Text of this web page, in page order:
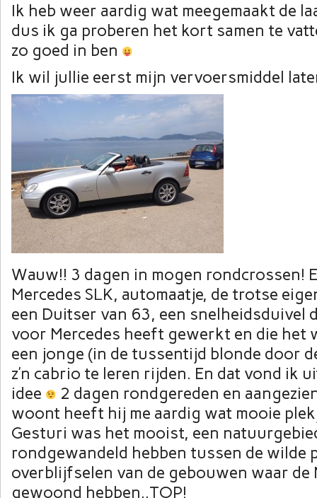
Ik heb weer aardig wat meegemaakt de
dus ik ga proberen het kort samen te
zo goed in ben
Ik wil jullie eerst mijn vervoersmiddel
Wauw!! 3 dagen in mogen rondcrossen!
Mercedes SLK, automaatje, de trotse
een Duitser van 63, een snelheidsduivel
voor Mercedes heeft gewerkt en die het
een jonge (in de tussentijd blonde door
z’n cabrio te leren rijden. En dat vond ik
idee
2 dagen rondgereden en
woont heeft hij me aardig wat mooie
Gesturi was het mooist, een
rondgewandeld hebben tussen de wilde
overblijfselen van de gebouwen waar de
gewoond hebben..TOP!